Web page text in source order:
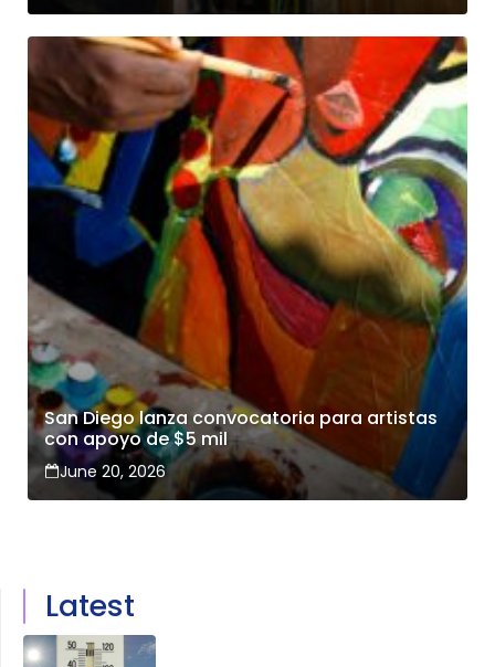
San Diego lanza convocatoria para artistas
con apoyo de $5 mil
June 20, 2026
Latest